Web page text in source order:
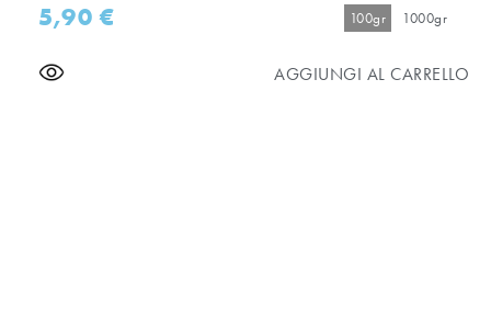
5,90€ 100gr 1000gr
AGGIUNGI AL CARRELLO